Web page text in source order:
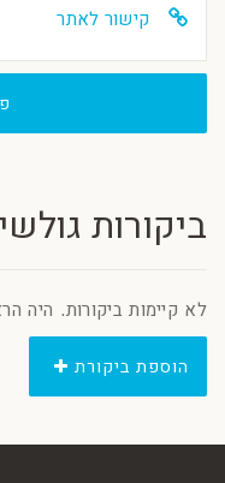
קישור לאתר
ביקורות
לא קיימות ביקורות. היה
הוספת ביקורת